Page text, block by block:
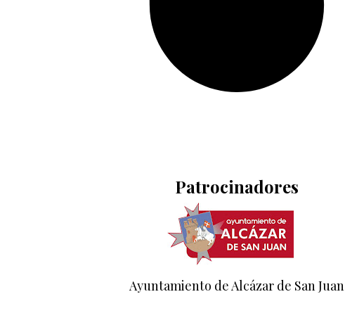
Patrocinadores
Ayuntamiento de Alcázar de San Juan